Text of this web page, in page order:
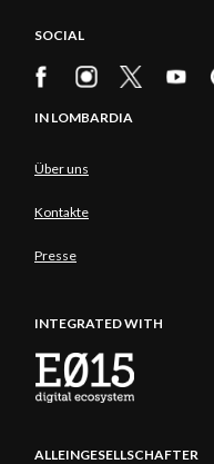
SOCIAL
IN LOMBARDIA
Über uns
Kontakte
Presse
INTEGRATED WITH
ALLEINGESELLSCHAFTER